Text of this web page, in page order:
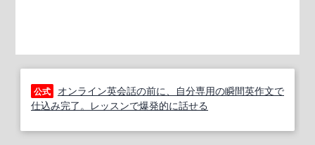
公式
オンライン英会話の前に、自分専用の瞬間英作文で
仕込み完了。レッスンで爆発的に話せる